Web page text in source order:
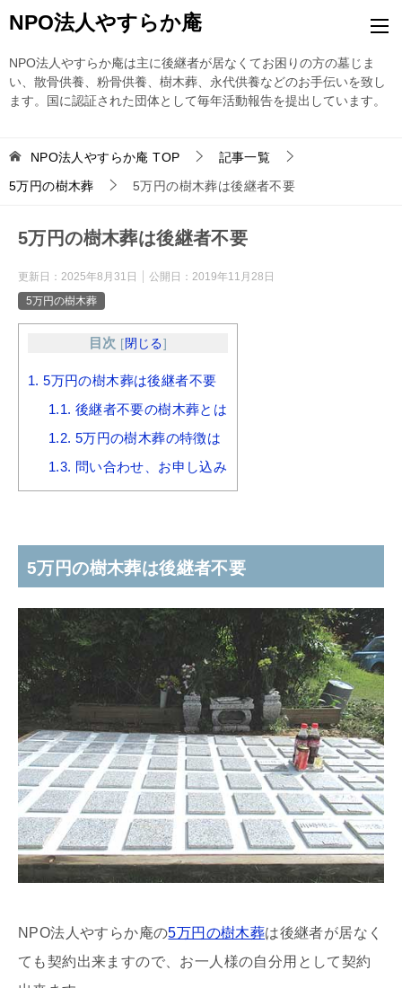
NPO法人やすらか庵
NPO法人やすらか庵は主に後継者が居なくてお困りの方の墓じま
い、散骨供養、粉骨供養、樹木葬、永代供養などのお手伝いを致し
ます。国に認証された団体として毎年活動報告を提出しています。
NPO法人やすらか庵 TOP
記事一覧
5万円の樹木葬
5万円の樹木葬は後継者不要
5万円の樹木葬は後継者不要
更新日： 2025年8月31日 公開日： 2019年11月28日
5万円の樹木葬
目次 [閉じる]
1. 5万円の樹木葬は後継者不要
1.1. 後継者不要の樹木葬とは
1.2. 5万円の樹木葬の特徴は
1.3. 問い合わせ、お申し込み
5万円の樹木葬は後継者不要
NPO法人やすらか庵の5万円の樹木葬は後継者が居なく
ても契約出来ますので、お一人様の自分用として契約